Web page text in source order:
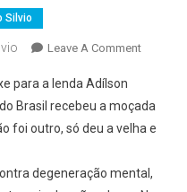
Silvio
Leave A CommentOn
A
Visita
Projeto
para a lenda Adílson
Brasil recebeu a moçada
foi outro, só deu a velha e
degeneração mental,